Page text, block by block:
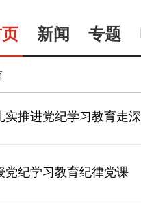
新闻 专题
实推进党纪学习教育走
党纪学习教育纪律党课